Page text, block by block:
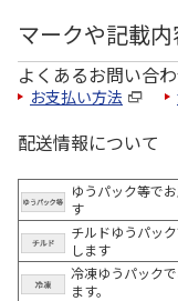
マークや記載
よくあるお問い合
お支払い方法
配送情報について
ゆうパック等で
す
チルドゆうパッ
します
冷凍ゆうパック
ます。